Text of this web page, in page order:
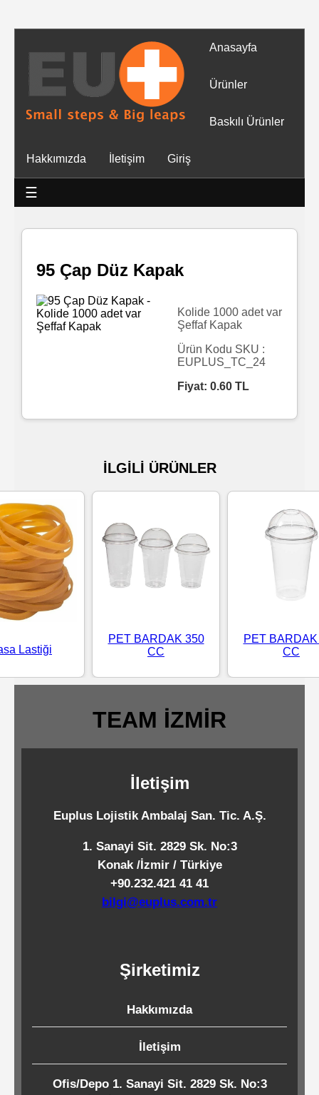
Anasayfa
Ürünler
Baskılı Ürünler
Hakkımızda İletişim Giriş
☰
Tüm
Ürünler
Mendiller
Baskılı
Islak
Mendil
Mendiller
Bazlı
Mendiller
Islak
Pipetler
Temizlik
Temizlik
Kimyasalları
Kağıtları
Endüstriyel
95 Çap Düz Kapak
Kolide 1000 adet var
Şeffaf Kapak
Ürün Kodu SKU :
EUPLUS_TC_24
Fiyat: 0.60 TL
İLGİLİ ÜRÜNLER
Lastiği
PET BARDAK 350
CC
PET
CC
TEAM İZMİR
İletişim
Euplus Lojistik Ambalaj San. Tic. A.Ş.
1. Sanayi Sit. 2829 Sk. No:3
Konak /İzmir / Türkiye
+90.232.421 41 41
bilgi@euplus.com.tr
Şirketimiz
Hakkımızda
İletişim
Ofis/Depo 1. Sanayi Sit. 2829 Sk. No:3